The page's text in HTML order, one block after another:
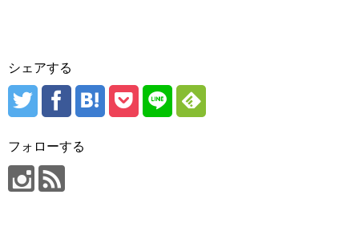
シェアする
フォローする